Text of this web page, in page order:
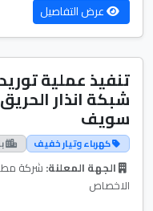
عرض التفاصيل
تنفيذ عملية
شبكة انذار
سويف
كهرباء وتيار خفيف
الجهة المعلنة:
الاخصاص